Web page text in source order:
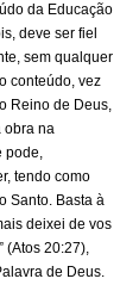
da Educação
deve ser fiel
sem qualquer
conteúdo, vez
Reino de Deus,
obra na
pode,
tendo como
Santo. Basta à
deixei de vos
(Atos 20:27),
de Deus.